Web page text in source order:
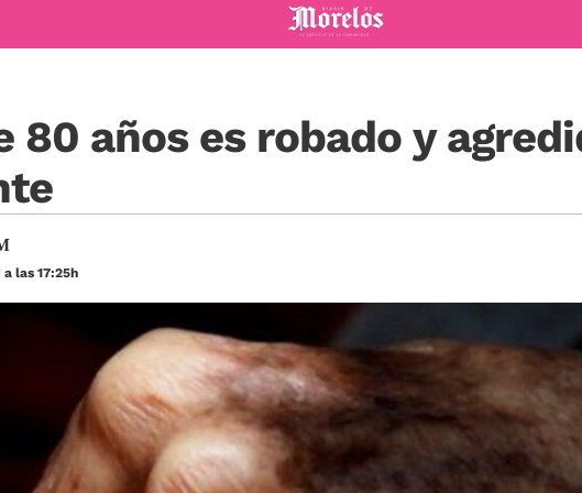
Diario de Morelos
80 años es robado y
las 17:25h